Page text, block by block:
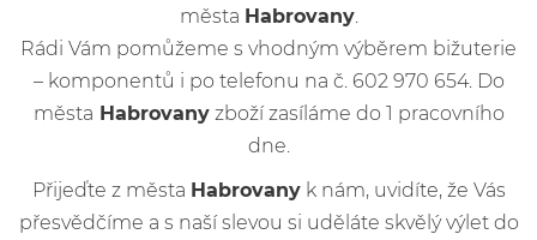
města Habrovany.
Rádi Vám pomůžeme s vhodným výběrem bižuterie
– komponentů i po telefonu na č. 602 970 654. Do
města Habrovanyzboží zasíláme do 1 pracovního
dne.
Přijeďte z města Habrovanyk nám, uvidíte, že Vás
přesvědčíme a s naší slevou si uděláte skvělý výlet do